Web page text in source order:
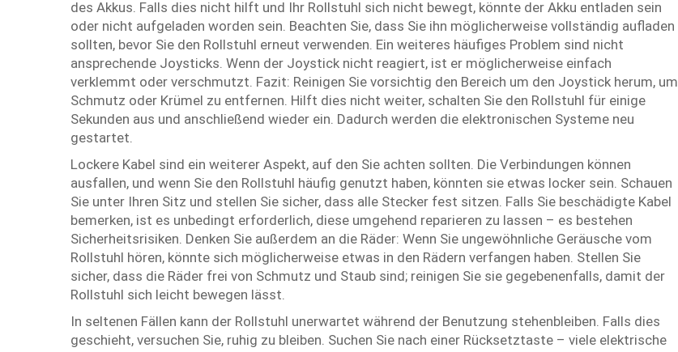
des Akkus. Falls dies nicht hilft und Ihr Rollstuhl sich nicht bewegt, könnte der Akku entladen sein
oder nicht aufgeladen worden sein. Beachten Sie, dass Sie ihn möglicherweise vollständig aufladen
sollten, bevor Sie den Rollstuhl erneut verwenden. Ein weiteres häufiges Problem sind nicht
ansprechende Joysticks. Wenn der Joystick nicht reagiert, ist er möglicherweise einfach
verklemmt oder verschmutzt. Fazit: Reinigen Sie vorsichtig den Bereich um den Joystick herum, um
Schmutz oder Krümel zu entfernen. Hilft dies nicht weiter, schalten Sie den Rollstuhl für einige
Sekunden aus und anschließend wieder ein. Dadurch werden die elektronischen Systeme neu
gestartet.
Lockere Kabel sind ein weiterer Aspekt, auf den Sie achten sollten. Die Verbindungen können
ausfallen, und wenn Sie den Rollstuhl häufig genutzt haben, könnten sie etwas locker sein. Schauen
Sie unter Ihren Sitz und stellen Sie sicher, dass alle Stecker fest sitzen. Falls Sie beschädigte Kabel
bemerken, ist es unbedingt erforderlich, diese umgehend reparieren zu lassen – es bestehen
Sicherheitsrisiken. Denken Sie außerdem an die Räder: Wenn Sie ungewöhnliche Geräusche vom
Rollstuhl hören, könnte sich möglicherweise etwas in den Rädern verfangen haben. Stellen Sie
sicher, dass die Räder frei von Schmutz und Staub sind; reinigen Sie sie gegebenenfalls, damit der
Rollstuhl sich leicht bewegen lässt.
In seltenen Fällen kann der Rollstuhl unerwartet während der Benutzung stehenbleiben. Falls dies
geschieht, versuchen Sie, ruhig zu bleiben. Suchen Sie nach einer Rücksetztaste – viele elektrische